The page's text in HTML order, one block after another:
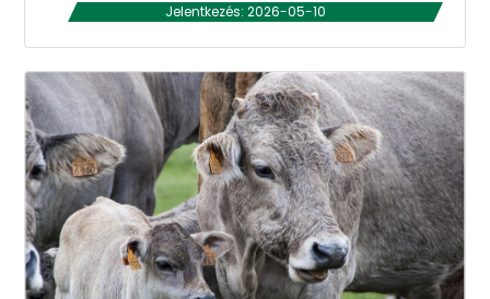
Jelentkezés: 2026-05-10